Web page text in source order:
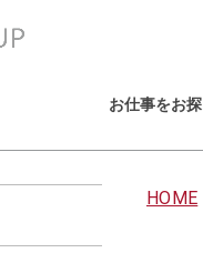
お仕事をお
HOME